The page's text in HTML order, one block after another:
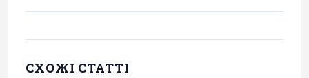
СХОЖІ СТАТТІ